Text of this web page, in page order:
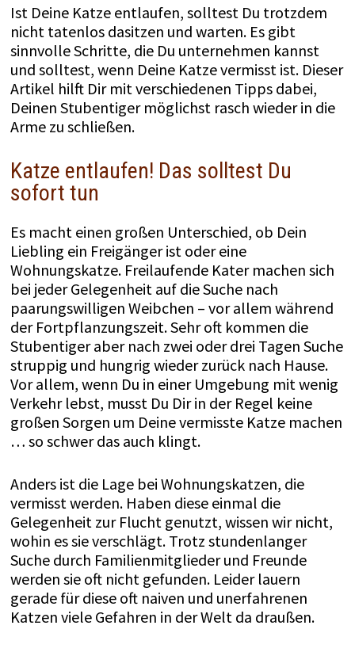
Ist Deine Katze entlaufen, solltest Du trotzdem
nicht tatenlos dasitzen und warten. Es gibt
sinnvolle Schritte, die Du unternehmen kannst
und solltest, wenn Deine Katze vermisst ist. Dieser
Artikel hilft Dir mit verschiedenen Tipps dabei,
Deinen Stubentiger möglichst rasch wieder in die
Arme zu schließen.
Katze entlaufen! Das solltest Du
sofort tun
Es macht einen großen Unterschied, ob Dein
Liebling ein Freigänger ist oder eine
Wohnungskatze. Freilaufende Kater machen sich
bei jeder Gelegenheit auf die Suche nach
paarungswilligen Weibchen – vor allem während
der Fortpflanzungszeit. Sehr oft kommen die
Stubentiger aber nach zwei oder drei Tagen Suche
struppig und hungrig wieder zurück nach Hause.
Vor allem, wenn Du in einer Umgebung mit wenig
Verkehr lebst, musst Du Dir in der Regel keine
großen Sorgen um Deine vermisste Katze machen
… so schwer das auch klingt.
Anders ist die Lage bei Wohnungskatzen, die
vermisst werden. Haben diese einmal die
Gelegenheit zur Flucht genutzt, wissen wir nicht,
wohin es sie verschlägt. Trotz stundenlanger
Suche durch Familienmitglieder und Freunde
werden sie oft nicht gefunden. Leider lauern
gerade für diese oft naiven und unerfahrenen
Katzen viele Gefahren in der Welt da draußen.